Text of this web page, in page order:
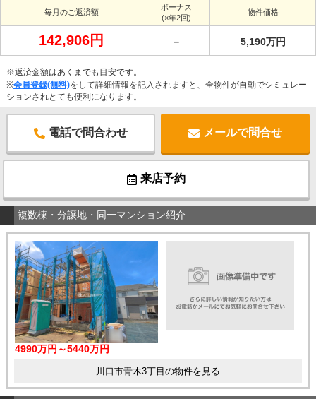
毎月のご返済額
ボーナス
(×年2回)
物件価格
142,906円 － 5,190万円
※返済金額はあくまでも目安です。
※会員登録(無料)をして詳細情報を記入されますと、全物件が自動でシミュレー
ションされとても便利になります。
電話で問合わせ メールで問合せ
来店予約
複数棟・分譲地・同一マンション紹介
4990万円～5440万円
川口市青木3丁目の物件を見る